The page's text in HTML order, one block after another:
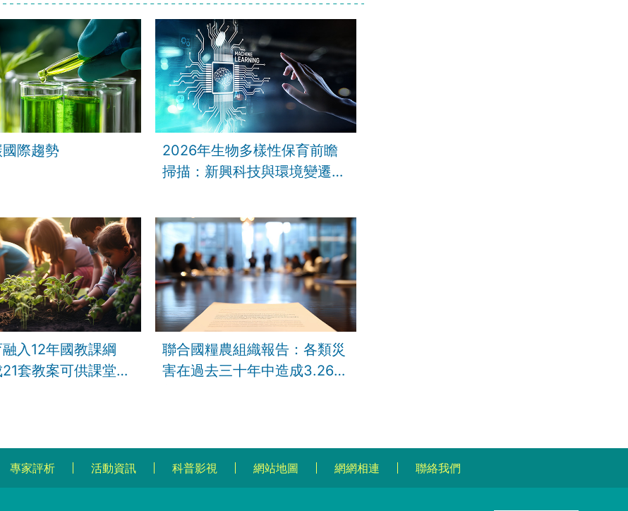
際趨勢
2026年生物多樣性保育前瞻
掃描：新興科技與環境變遷風
入12年國教課綱
套教案可供課堂、
聯合國糧農組織報告：各類災
害在過去三十年中造成3.26兆
專家評析 活動資訊 科普影視 網站地圖 網網相連 聯絡我們